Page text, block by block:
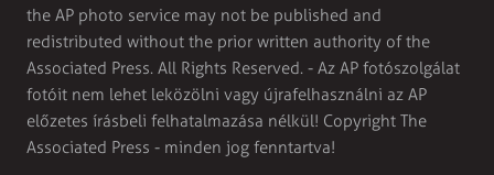
the AP photo service may not be published and
redistributed without the prior written authority of the
Associated Press. All Rights Reserved. - Az AP fotószolgálat
fotóit nem lehet leközölni vagy újrafelhasználni az AP
előzetes írásbeli felhatalmazása nélkül! Copyright The
Associated Press - minden jog fenntartva!